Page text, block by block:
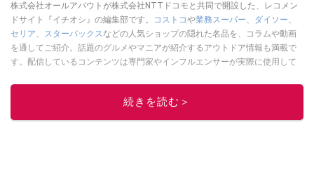
株式会社オールアバウトが株式会社NTTドコモと共同で開設した、レコメン
ドサイト『イチオシ』の編集部です。
コストコや業務スーパー、 ダイソー、
セリア、 スターバックスなどの人気ショップの隠れた名品を、コラムや動画
を通してご紹介。話題のグルメやマニアが紹介するアウトドア情報も満載で
す。配信しているコンテンツは専門家やインフルエンサーが実際に使用して
ニュースでフォロー
続きを読む＞